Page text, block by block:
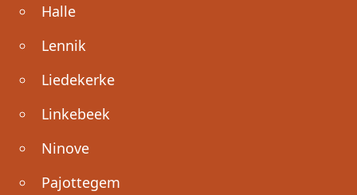
Halle
Lennik
Liedekerke
Linkebeek
Ninove
Pajottegem